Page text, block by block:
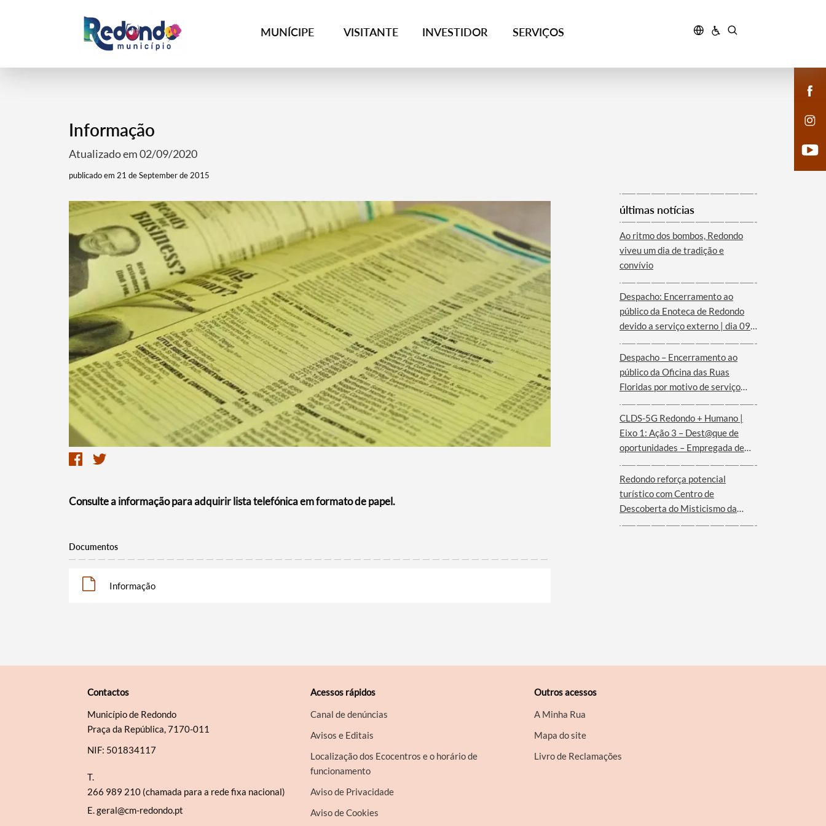
MUNÍCIPE VISITANTE INVESTIDOR SERVIÇOS
Termo de Pesquisa
Categorias gerais
Filtros
Informação
Atualizado em 02/09/2020
publicado em 21 de September de 2015
Consulte a informação para adquirir lista telefónica em formato de papel.
Documentos
Informação
últimas notícias
Ao ritmo dos bombos, Redondo
viveu um dia de tradição e
convívio
Despacho: Encerramento ao
público da Enoteca de Redondo
devido a serviço externo | dia 09
Despacho – Encerramento ao
público da Oficina das Ruas
Floridas por motivo de serviço
CLDS-5G Redondo + Humano |
Eixo 1: Ação 3 – Dest@que de
oportunidades – Empregada de
Paulo – Serra d´Ossa)
Redondo reforça potencial
turístico com Centro de
Descoberta do Misticismo da
Serra d´Ossa
Contactos
Município de Redondo
Praça da República, 7170-011
NIF: 501834117
T.
266 989 210 (chamada para a rede fixa nacional)
E.geral@cm-redondo.pt
Acessos rápidos
Canal de denúncias
Avisos e Editais
Localização dos Ecocentros e o horário de
funcionamento
Aviso de Privacidade
Aviso de Cookies
Outros acessos
A Minha Rua
Mapa do site
Livro de Reclamações